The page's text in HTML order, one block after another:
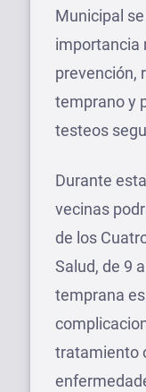
Municipal
importancia
prevención,
temprano y
testeos
Durante
vecinas
de los
Salud, de 9
temprana
tratamiento